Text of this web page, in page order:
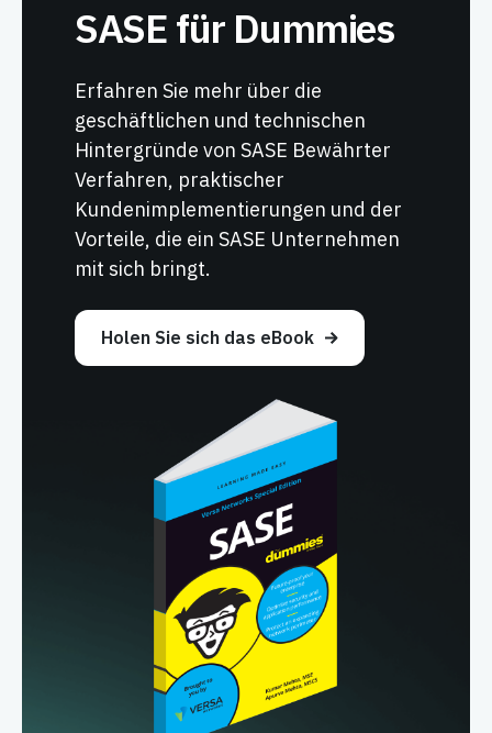
SASE für Dummies
Erfahren Sie mehr über die
geschäftlichen und technischen
Hintergründe von SASE Bewährter
Verfahren, praktischer
Kundenimplementierungen und der
Vorteile, die ein SASE Unternehmen
mit sich bringt.
Holen Sie sich das eBook